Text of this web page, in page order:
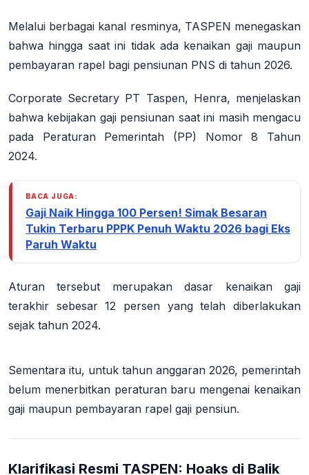
Melalui berbagai kanal resminya, TASPEN menegaskan
bahwa hingga saat ini tidak ada kenaikan gaji maupun
pembayaran rapel bagi pensiunan PNS di tahun 2026.
Corporate Secretary PT Taspen, Henra, menjelaskan
bahwa kebijakan gaji pensiunan saat ini masih mengacu
pada Peraturan Pemerintah (PP) Nomor 8 Tahun
2024.
BACA JUGA:
Gaji Naik Hingga 100 Persen! Simak Besaran
Tukin Terbaru PPPK Penuh Waktu 2026 bagi Eks
Paruh Waktu
Aturan tersebut merupakan dasar kenaikan gaji
terakhir sebesar 12 persen yang telah diberlakukan
sejak tahun 2024.
Sementara itu, untuk tahun anggaran 2026, pemerintah
belum menerbitkan peraturan baru mengenai kenaikan
gaji maupun pembayaran rapel gaji pensiun.
Klarifikasi Resmi TASPEN: Hoaks di Balik